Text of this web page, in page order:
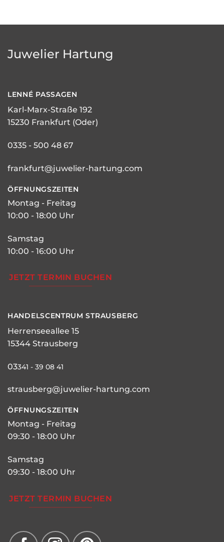
Juwelier Hartung
LENNÉ PASSAGEN
Karl-Marx-Straße 192
15230 Frankfurt (Oder)
0335 - 500 48 67
frankfurt@juwelier-hartung.com
ÖFFNUNGSZEITEN
Montag - Freitag
10:00 - 18:00 Uhr
Samstag
10:00 - 16:00 Uhr
JETZT TERMIN BUCHEN
HANDELSCENTRUM STRAUSBERG
Herrenseeallee 15
15344 Strausberg
03341 - 39 08 41
strausberg@juwelier-hartung.com
ÖFFNUNGSZEITEN
Montag - Freitag
09:30 - 18:00 Uhr
Samstag
09:30 - 18:00 Uhr
JETZT TERMIN BUCHEN